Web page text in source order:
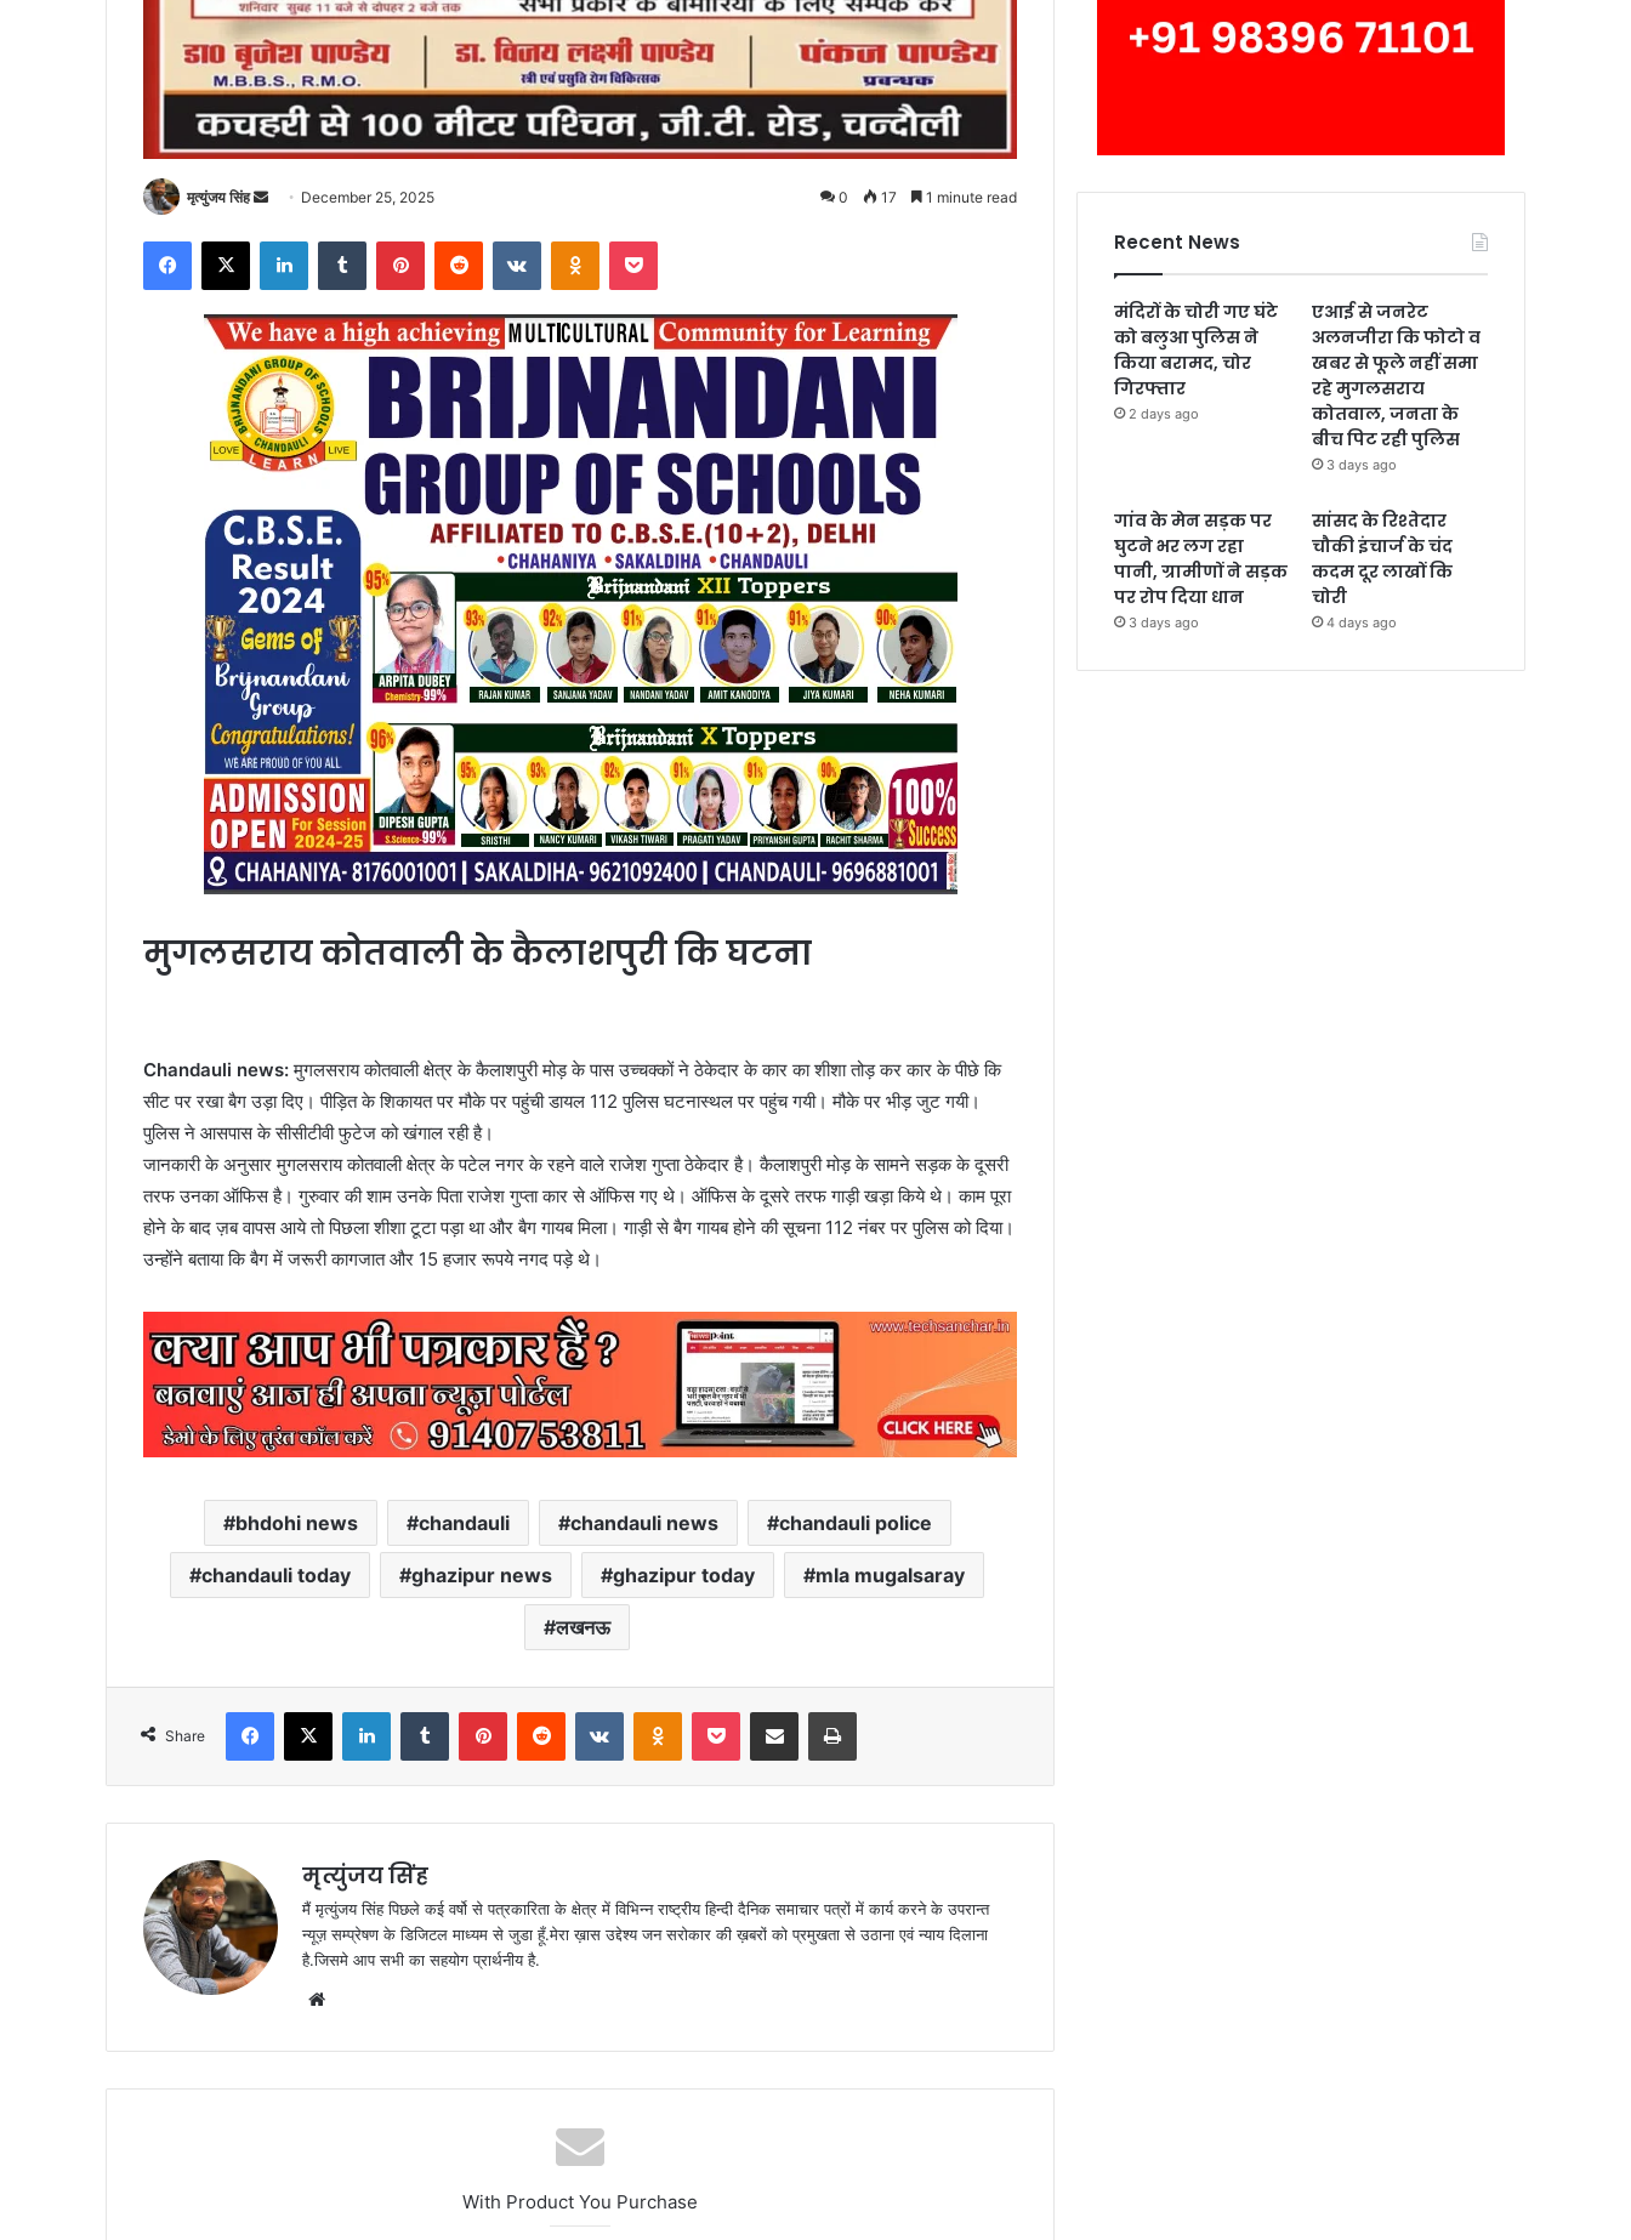
मृत्युंजय सिंह
Send
email
December 25, 2025 0 17 1 minute read
Facebook
X LinkedInTumblr PinterestReddit VKontakteOdnoklassniki
Pocket
मुगलसराय कोतवाली के कैलाशपुरी कि घटना
Chandauli news:मुगलसराय कोतवाली क्षेत्र के कैलाशपुरी मोड़ के पास उच्चक्कों ने ठेकेदार के कार का शीशा तोड़ कर कार के पीछे कि
सीट पर रखा बैग उड़ा दिए। पीड़ित के शिकायत पर मौके पर पहुंची डायल 112 पुलिस घटनास्थल पर पहुंच गयी। मौके पर भीड़ जुट गयी।
पुलिस ने आसपास के सीसीटीवी फुटेज को खंगाल रही है।
जानकारी के अनुसार मुगलसराय कोतवाली क्षेत्र के पटेल नगर के रहने वाले राजेश गुप्ता ठेकेदार है। कैलाशपुरी मोड़ के सामने सड़क के दूसरी
तरफ उनका ऑफिस है। गुरुवार की शाम उनके पिता राजेश गुप्ता कार से ऑफिस गए थे। ऑफिस के दूसरे तरफ गाड़ी खड़ा किये थे। काम पूरा
होने के बाद ज़ब वापस आये तो पिछला शीशा टूटा पड़ा था और बैग गायब मिला। गाड़ी से बैग गायब होने की सूचना 112 नंबर पर पुलिस को दिया।
उन्होंने बताया कि बैग में जरूरी कागजात और 15 हजार रूपये नगद पड़े थे।
bhdohi news chandauli chandauli news chandauli police
chandauli today ghazipur news ghazipur today mla mugalsaray
लखनऊ
Share
Facebook
X LinkedInTumblr PinterestReddit VKontakteOdnoklassniki
Pocket Share via Email Print
मृत्युंजय सिंह
मैं मृत्युंजय सिंह पिछले कई वर्षो से पत्रकारिता के क्षेत्र में विभिन्न राष्ट्रीय हिन्दी दैनिक समाचार पत्रों में कार्य करने के उपरान्त
न्यूज़ सम्प्रेषण के डिजिटल माध्यम से जुडा हूँ.मेरा ख़ास उद्देश्य जन सरोकार की ख़बरों को प्रमुखता से उठाना एवं न्याय दिलाना
है.जिसमे आप सभी का सहयोग प्रार्थनीय है.
With Product You Purchase
Recent News
मंदिरों के चोरी गए घंटे
को बलुआ पुलिस ने
किया बरामद, चोर
गिरफ्तार
2 days ago
एआई से जनरेट
अलनजीरा कि फोटो व
खबर से फूले नहीं समा
रहे मुगलसराय
कोतवाल, जनता के
बीच पिट रही पुलिस
3 days ago
गांव के मेन सड़क पर
घुटने भर लग रहा
पानी, ग्रामीणों ने सड़क
पर रोप दिया धान
3 days ago
सांसद के रिश्तेदार
चौकी इंचार्ज के चंद
कदम दूर लाखों कि
चोरी
4 days ago